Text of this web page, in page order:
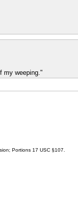
my weeping."
Portions 17 USC §107